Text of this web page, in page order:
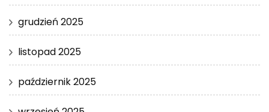
grudzień 2025
listopad 2025
październik 2025